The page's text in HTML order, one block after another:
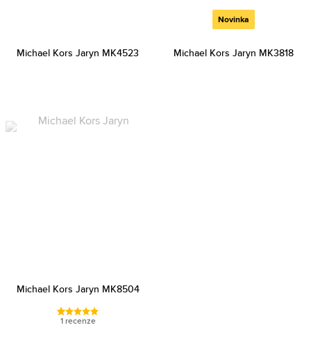
Michael Kors Jaryn MK4523
Novinka
Michael Kors Jaryn MK3818
Michael Kors Jaryn MK8504
1 recenze